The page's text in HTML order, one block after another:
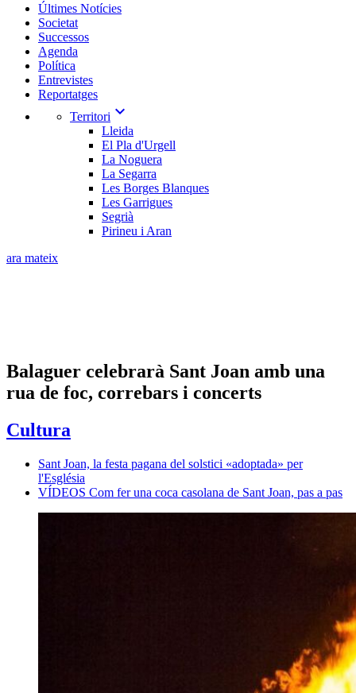
Últimes Notícies
Societat
Successos
Agenda
Política
Entrevistes
Reportatges
Territori expand_more
Lleida
El Pla d'Urgell
La Noguera
La Segarra
Les Borges Blanques
Les Garrigues
Segrià
Pirineu i Aran
ara mateix
Balaguer celebrarà Sant Joan amb una
rua de foc, correbars i concerts
Cultura
Sant Joan, la festa pagana del solstici «adoptada» per
l'Església
VÍDEOS Com fer una coca casolana de Sant Joan, pas a pas